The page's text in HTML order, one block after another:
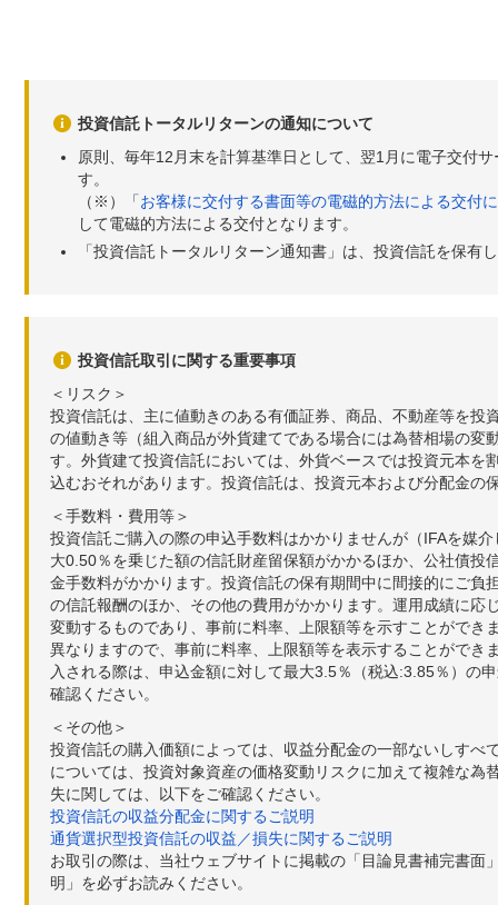
投資信託トータルリターンの通知について
原則、毎年12月末を計算基準日として、翌1月に電子交付
す。
（※）「お客様に交付する書面等の電磁的方法による交付
して電磁的方法による交付となります。
「投資信託トータルリターン通知書」は、投資信託を保有
投資信託取引に関する重要事項
＜リスク＞
投資信託は、主に値動きのある有価証券、商品、不動産等を
の値動き等（組入商品が外貨建てである場合には為替相場の
す。外貨建て投資信託においては、外貨ベースでは投資元本
込むおそれがあります。投資信託は、投資元本および分配金の
＜手数料・費用等＞
投資信託ご購入の際の申込手数料はかかりませんが（IFAを媒
大0.50％を乗じた額の信託財産留保額がかかるほか、公社債
金手数料がかかります。投資信託の保有期間中に間接的にご
の信託報酬のほか、その他の費用がかかります。運用成績に
変動するものであり、事前に料率、上限額等を示すことがで
異なりますので、事前に料率、上限額等を表示することがで
入される際は、申込金額に対して最大3.5％（税込:3.85％）の
確認ください。
＜その他＞
投資信託の購入価額によっては、収益分配金の一部ないしす
については、投資対象資産の価格変動リスクに加えて複雑な
失に関しては、以下をご確認ください。
投資信託の収益分配金に関するご説明
通貨選択型投資信託の収益／損失に関するご説明
お取引の際は、当社ウェブサイトに掲載の「目論見書補完書
明」を必ずお読みください。